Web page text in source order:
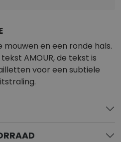
en een ronde hals.
AMOUR, de tekst is
voor een subtiele